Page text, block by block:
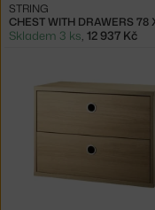
STRING
Skladem 3 ks, 12 937 Kč